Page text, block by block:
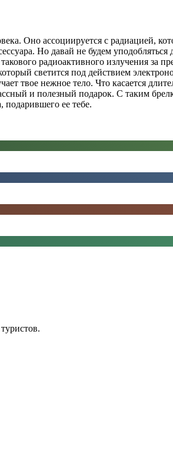
Оно ассоциируется с радиацией,
Но давай не будем
радиоактивного излучения за
светится под действием
твое нежное тело. Что касается
и полезный подарок. С таким
ее тебе.